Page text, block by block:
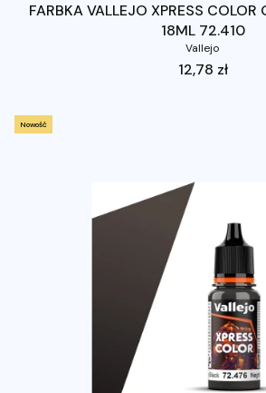
FARBKA VALLEJO XPRESS COLOR
18ML 72.410
Vallejo
Cena
12,78 zł
Nowość